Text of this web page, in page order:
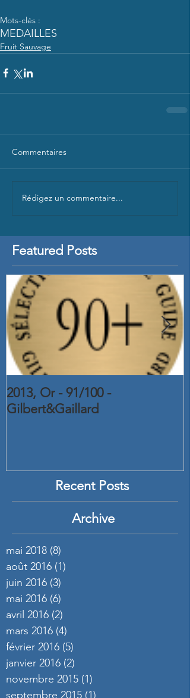
Mots-clés :
MEDAILLES
Fruit Sauvage
Commentaires
Rédigez un commentaire...
Featured Posts
2013, Or - 91/100 -
Gilbert&Gaillard
Recent Posts
Archive
mai 2018 (8)
août 2016 (1)
juin 2016 (3)
mai 2016 (6)
avril 2016 (2)
mars 2016 (4)
février 2016 (5)
janvier 2016 (2)
novembre 2015 (1)
septembre 2015 (1)